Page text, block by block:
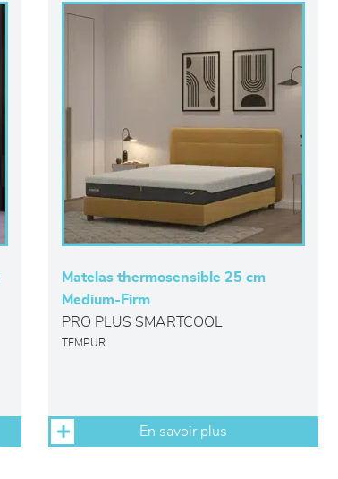
Matelas thermosensible 25 cm
Medium-Firm
PRO PLUS SMARTCOOL
TEMPUR
En savoir plus